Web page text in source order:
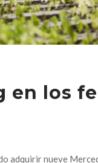
en los
adquirir nueve